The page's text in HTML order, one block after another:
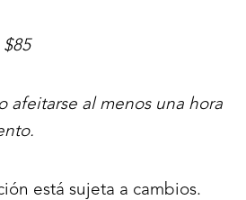
afeitarse al menos una hora
está sujeta a cambios.
Hide Images